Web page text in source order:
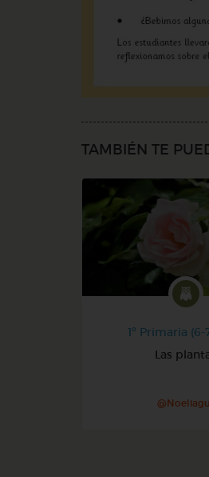
TAMBIÉN TE
1º Primaria (6-
Las